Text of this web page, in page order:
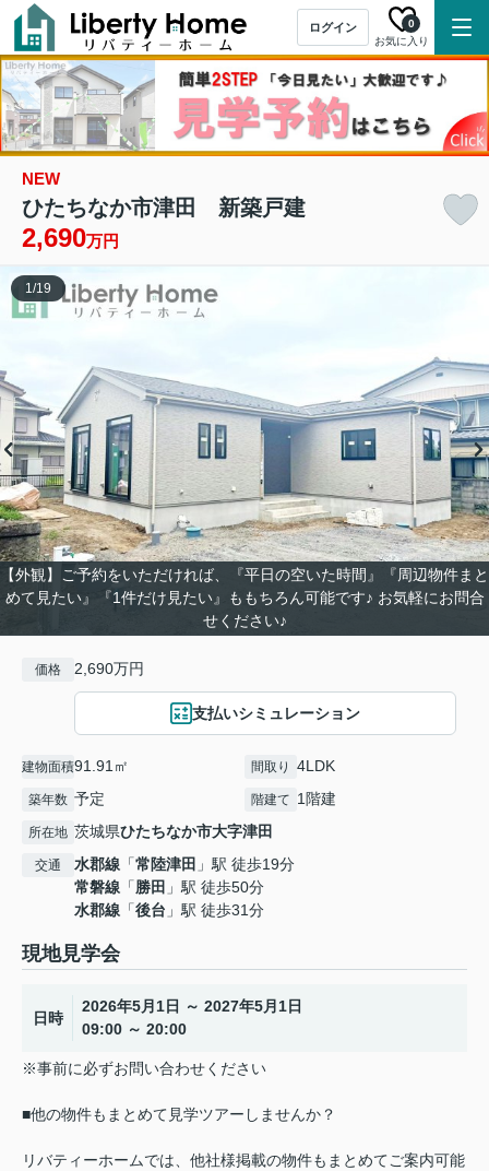
ログイン
お気に入り
0
NEW
ひたちなか市津田 新築戸建
2,690万円
【外観】ご予約をいただければ、『平日の空いた時間』『周辺物件まと
めて見たい』『1件だけ見たい』ももちろん可能です♪ お気軽にお問合
せください♪
1 /19
価格 2,690万円
支払いシミュレーション
建物面積91.91㎡ 間取り 4LDK
築年数 予定 階建て 1階建
所在地 茨城県ひたちなか市大字津田
交通 水郡線 「常陸津田 」駅 徒歩19分
常磐線 「勝田 」駅 徒歩50分
水郡線 「後台 」駅 徒歩31分
現地見学会
日時
2026年5月1日 ～ 2027年5月1日
09:00 ～ 20:00
※事前に必ずお問い合わせください
■他の物件もまとめて見学ツアーしませんか？
リバティーホームでは、他社様掲載の物件もまとめてご案内可能